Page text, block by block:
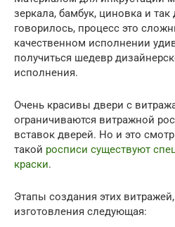
зеркала, бамбук, циновка и
говорилось, процесс это
качественном исполнении
получиться шедевр
исполнения.
Очень красивы двери с
ограничиваются витражной
вставок дверей. Но и это
такой росписи существуют
краски.
Этапы создания этих витражей,
изготовления следующая: